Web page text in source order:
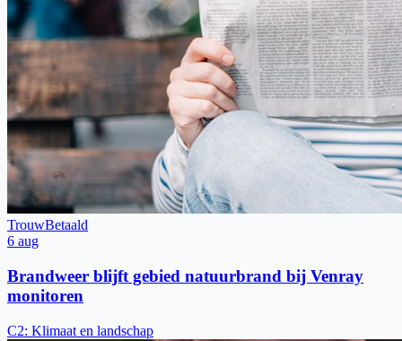
TrouwBetaald
6 aug
Brandweer blijft gebied natuurbrand bij Venray
monitoren
C2: Klimaat en landschap